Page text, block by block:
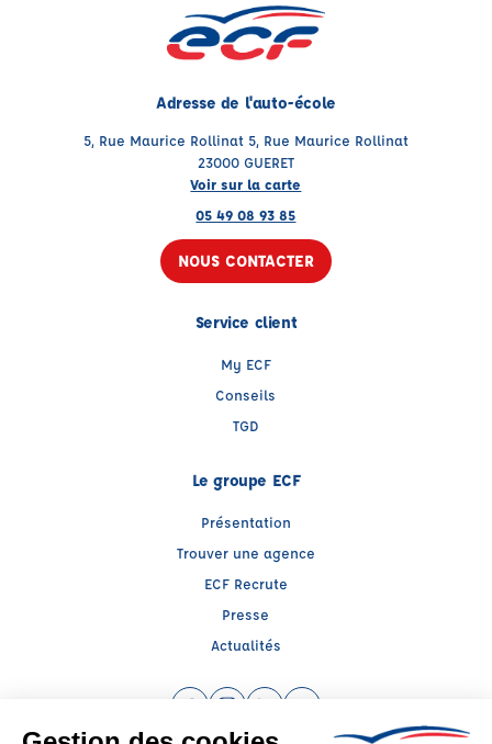
Adresse de l'auto-école
5, Rue Maurice Rollinat 5, Rue Maurice Rollinat
23000 GUERET
Voir sur la carte
05 49 08 93 85
NOUS CONTACTER
Service client
My ECF
Conseils
TGD
Le groupe ECF
Présentation
Trouver une agence
ECF Recrute
Presse
Actualités
Facebook (nouvelle fenêtre)
Instagram (nouvelle fenêtre)
LinkedIn (nouvelle fenêtre)
YouTube (nouvelle